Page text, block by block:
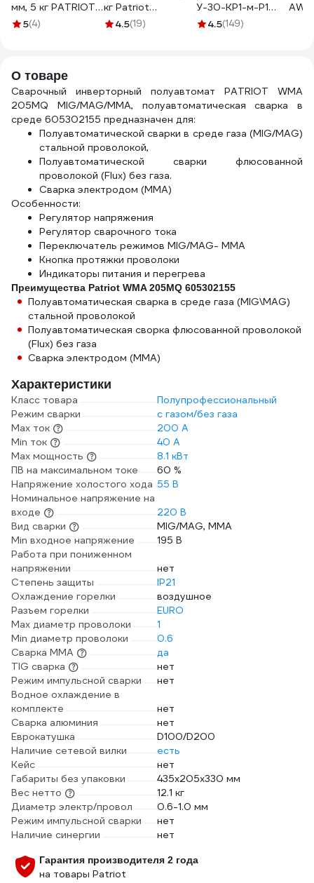
мм, 5 кг PATRIOT
605002220
5(4)
кг Patriot
605001850
4.5(19)
У-30-КР1-м-Р1
манометр +
4.5(149)
AW
О товаре
Сварочный инверторный полуавтомат PATRIOT WMA
205MQ MIG/MAG/MMA, полуавтоматическая сварка в
среде 605302155 предназначен для:
Полуавтоматической сварки в среде газа (MIG/MAG)
стальной проволокой,
Полуавтоматической сварки флюсованной
проволокой (Flux) без газа.
Сварка электродом (MMA)
Особенности:
Регулятор напряжения
Регулятор сварочного тока
Переключатель режимов MIG/MAG- MMA
Кнопка протяжки проволоки
Индикаторы питания и перегрева
Преимущества Patriot WMA 205MQ 605302155
Полуавтоматическая сварка в среде газа (MIG\MAG)
стальной проволокой
Полуавтоматическая сворка флюсованной проволокой
(Flux) без газа
Сварка электродом (ММА)
Характеристики
Класс товара
Полупрофессиональный
Режим сварки
с газом/без газа
Max ток
200 А
Min ток
40 А
Max мощность
8.1 кВт
ПВ на максимальном токе
60 %
Напряжение холостого хода 55 В
Номинальное напряжение на
входе
220 В
Вид сварки
MIG/MAG, MMA
Min входное напряжение
195 В
Работа при пониженном
напряжении
нет
Степень защиты
IP21
Охлаждение горелки
воздушное
Разъем горелки
EURO
Max диаметр проволоки
1
Min диаметр проволоки
0.6
Сварка ММА
да
TIG сварка
нет
Режим импульсной сварки
нет
Водное охлаждение в
комплекте
нет
Сварка алюминия
нет
Еврокатушка
D100/D200
Наличие сетевой вилки
есть
Кейс
нет
Габариты без упаковки
435х205х330 мм
Вес нетто
12.1 кг
Диаметр электр/провол
0.6-1.0 мм
Режим импульсной сварки
нет
Наличие синергии
нет
Гарантия производителя 2 года
на товары Patriot